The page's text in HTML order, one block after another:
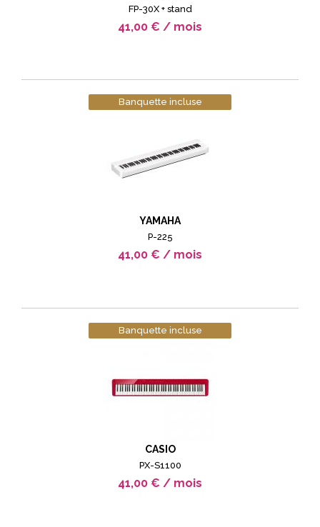
FP-30X + stand
41,00 € / mois
Banquette incluse
YAMAHA
P-225
41,00 € / mois
Banquette incluse
CASIO
PX-S1100
41,00 € / mois